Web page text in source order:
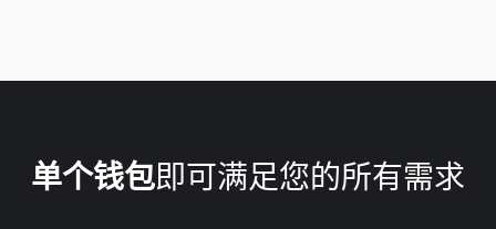
单个钱包即可满足您的所有需求